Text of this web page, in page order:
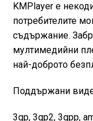
KMPlayer е
потребителите
съдържание.
мултимедийни
най-доброто
Поддържани
3gp, 3gp2, 3gpp,